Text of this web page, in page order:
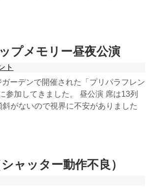
プメモリー昼夜公演
ト
ーデンで開催された「プリパラフレン
参加してきました。 昼公演 席は13列
がないので視界に不安がありました
ャッター動作不良）